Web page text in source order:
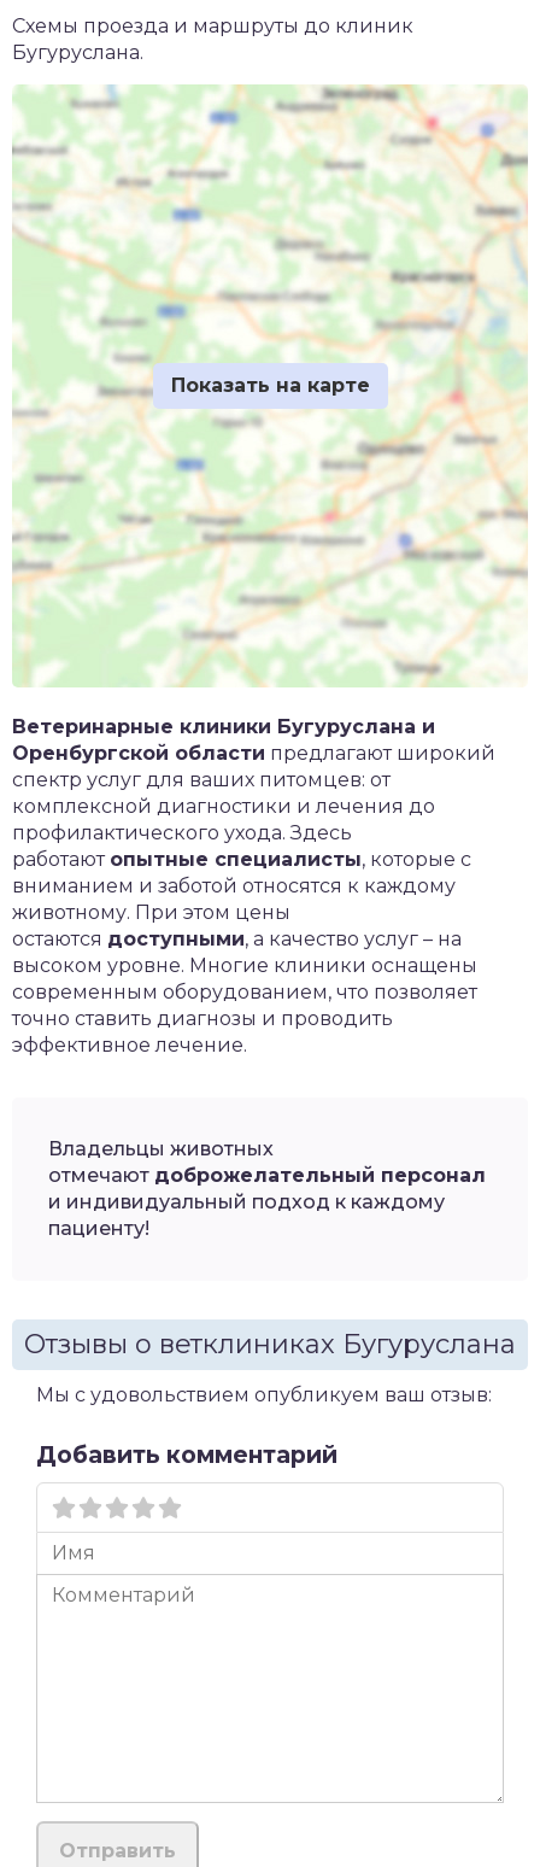
Схемы проезда и маршруты до клиник
Бугуруслана.
Ветеринарные клиники Бугуруслана и
Оренбургской области предлагают широкий
спектр услуг для ваших питомцев: от
комплексной диагностики и лечения до
профилактического ухода. Здесь
работают опытные специалисты, которые с
вниманием и заботой относятся к каждому
животному. При этом цены
остаются доступными, а качество услуг – на
высоком уровне. Многие клиники оснащены
современным оборудованием, что позволяет
точно ставить диагнозы и проводить
эффективное лечение.
Владельцы животных
отмечают доброжелательный персонал
и индивидуальный подход к каждому
пациенту!
Отзывы о ветклиниках Бугуруслана
Мы с удовольствием опубликуем ваш отзыв:
Добавить комментарий